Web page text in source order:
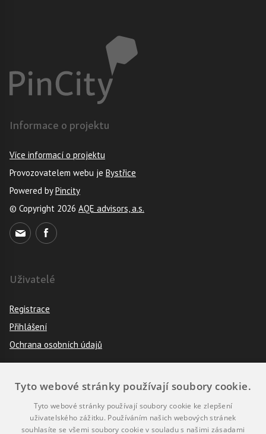
Informace o projektu
Více informací o projektu
Provozovatelem webu je Bystřice
Powered byPincity
© Copyright 2026 AQE advisors, a.s.
Uživatelé
Registrace
Přihlášení
Ochrana osobních údajů
Pravidla
Návod k použití
Tyto webové stránky používají soubory cookie.
Tyto webové stránky používají soubory cookie ke zlepšení
uživatelského zážitku. Používáním našich webových stránek
souhlasíte se všemi soubory cookie v souladu s našimi zásadami